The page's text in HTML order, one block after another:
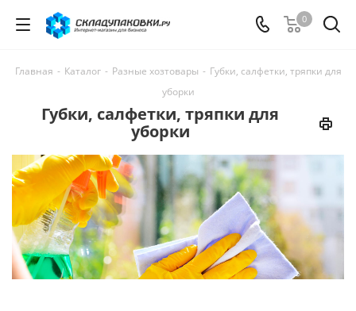
0
Главная - Каталог - Разные хозтовары - Губки, салфетки, тряпки для
уборки
Губки, салфетки, тряпки для
уборки